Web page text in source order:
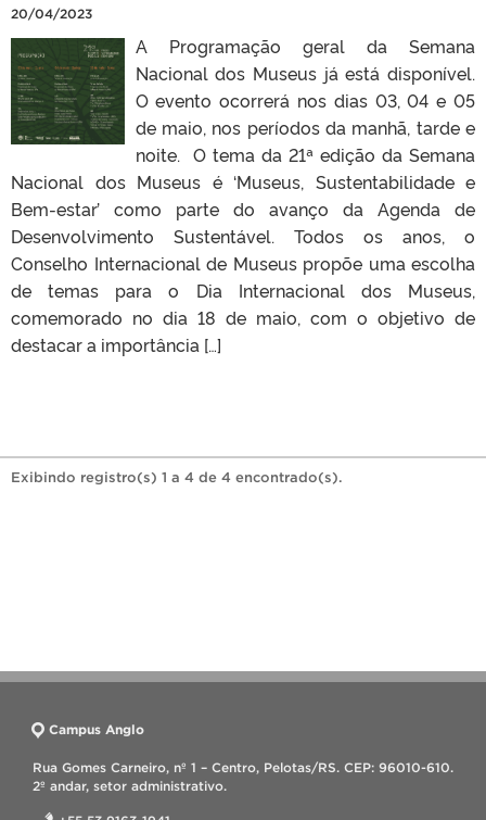
20/04/2023
A Programação geral da Semana
Nacional dos Museus já está disponível.
O evento ocorrerá nos dias 03, 04 e 05
de maio, nos períodos da manhã, tarde e
noite. O tema da 21ª edição da Semana
Nacional dos Museus é ‘Museus, Sustentabilidade e
Bem-estar’ como parte do avanço da Agenda de
Desenvolvimento Sustentável. Todos os anos, o
Conselho Internacional de Museus propõe uma escolha
de temas para o Dia Internacional dos Museus,
comemorado no dia 18 de maio, com o objetivo de
destacar a importância […]
Exibindo registro(s) 1 a 4 de 4 encontrado(s).
Campus Anglo
Rua Gomes Carneiro, nº 1 – Centro, Pelotas/RS. CEP: 96010-610.
2º andar, setor administrativo.